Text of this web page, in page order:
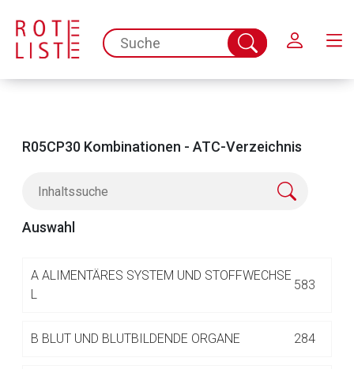
spc.search.input.placeholder
Suche
abschicken
R05CP30 Kombinationen - ATC-Verzeichnis
Auswahl
A ALIMENTÄRES SYSTEM UND STOFFWECHSE
L
583
B BLUT UND BLUTBILDENDE ORGANE 284
Aufruf einer externen Seite
Seite. Für die Inhalte der externen Web-Seite ist deren